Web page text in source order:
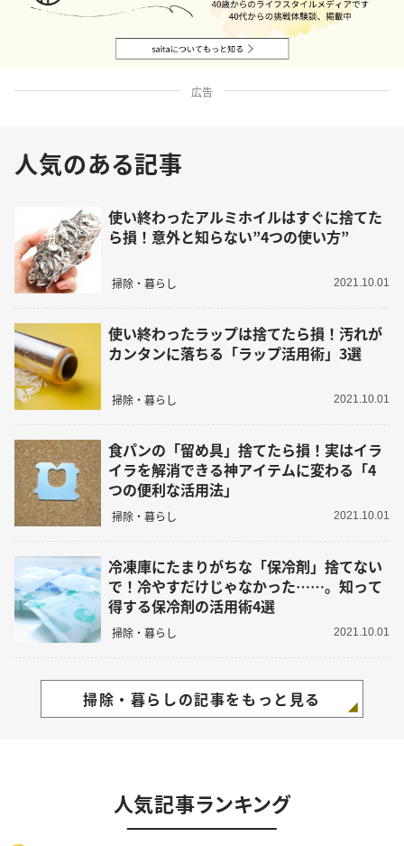
広告
人気のある記事
使い終わったアルミホイルはすぐに捨てた
ら損！意外と知らない”4つの使い方”
掃除・暮らし 2021.10.01
使い終わったラップは捨てたら損！汚れが
カンタンに落ちる「ラップ活用術」3選
掃除・暮らし 2021.10.01
食パンの「留め具」捨てたら損！実はイラ
イラを解消できる神アイテムに変わる「4
つの便利な活用法」
掃除・暮らし 2021.10.01
冷凍庫にたまりがちな「保冷剤」捨てない
で！冷やすだけじゃなかった……。知って
得する保冷剤の活用術4選
掃除・暮らし 2021.10.01
掃除・暮らしの記事をもっと見る
人気記事ランキング